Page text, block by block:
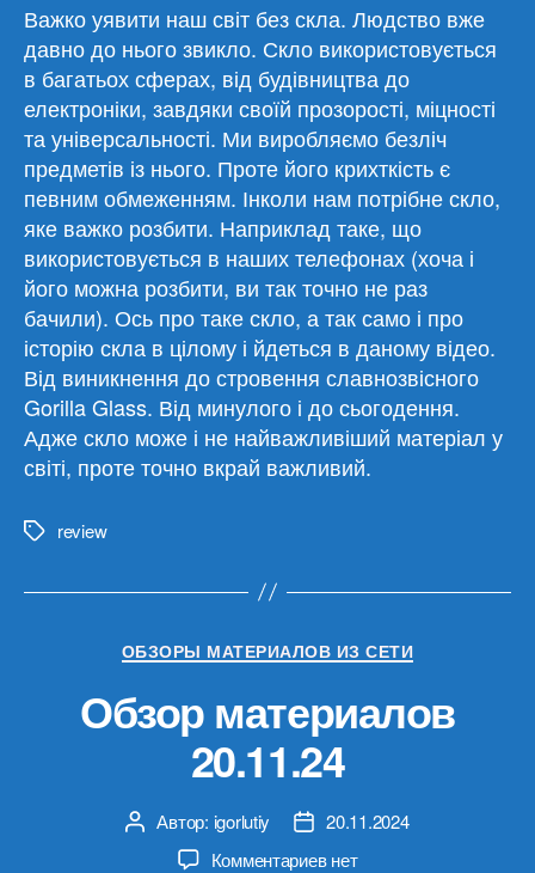
Важко уявити наш світ без скла. Людство вже
давно до нього звикло. Скло використовується
в багатьох сферах, від будівництва до
електроніки, завдяки своїй прозорості, міцності
та універсальності. Ми виробляємо безліч
предметів із нього. Проте його крихткість є
певним обмеженням. Інколи нам потрібне скло,
яке важко розбити. Наприклад таке, що
використовується в наших телефонах (хоча і
його можна розбити, ви так точно не раз
бачили). Ось про таке скло, а так само і про
історію скла в цілому і йдеться в даному відео.
Від виникнення до стровення славнозвісного
Gorilla Glass. Від минулого і до сьогодення.
Адже скло може і не найважливіший матеріал у
світі, проте точно вкрай важливий.
Меткиreview
Рубрики
ОБЗОРЫ МАТЕРИАЛОВ ИЗ СЕТИ
Обзор материалов
20.11.24
Автор
записи
Автор: igorlutiy
Дата20.11.2024
Комментариевк
нет